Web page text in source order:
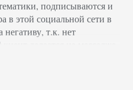
подписываются и
в этой социальной сети в
т.к. нет
делается на месседже
не отвлекает и не
как найти нужный
поиск и что насчет